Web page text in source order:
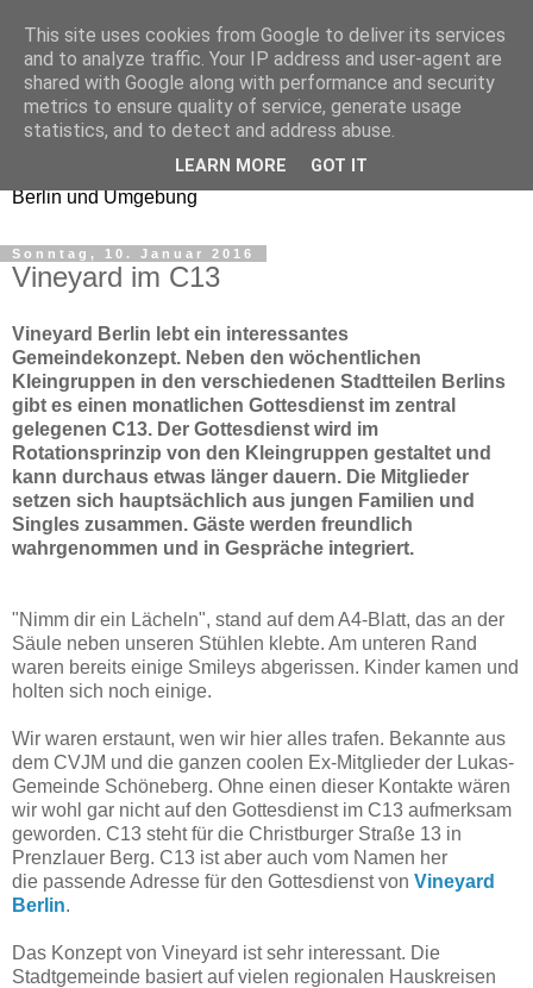
Church Checker
Erfahrungsberichte aus
Gottesdiensten und
Berlin und Umgebung
Sonntag, 10. Januar 2016
Vineyard im C13
Vineyard Berlin lebt ein interessantes
Gemeindekonzept. Neben den wöchentlichen
Kleingruppen in den verschiedenen Stadtteilen Berlins
gibt es einen monatlichen Gottesdienst im zentral
gelegenen C13. Der Gottesdienst wird im
Rotationsprinzip von den Kleingruppen gestaltet und
kann durchaus etwas länger dauern. Die Mitglieder
setzen sich hauptsächlich aus jungen Familien und
Singles zusammen. Gäste werden freundlich
wahrgenommen und in Gespräche integriert.
"Nimm dir ein Lächeln", stand auf dem A4-Blatt, das an der
Säule neben unseren Stühlen klebte. Am unteren Rand
waren bereits einige Smileys abgerissen. Kinder kamen und
holten sich noch einige.
Wir waren erstaunt, wen wir hier alles trafen. Bekannte aus
dem CVJM und die ganzen coolen Ex-Mitglieder der Lukas-
Gemeinde Schöneberg. Ohne einen dieser Kontakte wären
wir wohl gar nicht auf den Gottesdienst im C13 aufmerksam
geworden. C13 steht für die Christburger Straße 13 in
Prenzlauer Berg. C13 ist aber auch vom Namen her
die passende Adresse für den Gottesdienst von Vineyard
Berlin.
Das Konzept von Vineyard ist sehr interessant. Die
Stadtgemeinde basiert auf vielen regionalen Hauskreisen
This site uses cookies from Google to deliver its services
and to analyze traffic. Your IP address and user-agent are
shared with Google along with performance and security
metrics to ensure quality of service, generate usage
statistics, and to detect and address abuse.
LEARN MORE GOT IT